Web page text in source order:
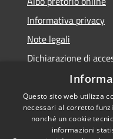
Informativa privacy
Note legali
Dichiarazione di
Accessibilità
Questo sito web utilizza
necessari al corretto
nonché un cookie
informazioni